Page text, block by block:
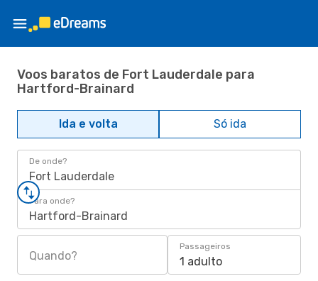
Voos baratos de Fort Lauderdale para
Hartford-Brainard
Ida e volta Só ida
De onde?
Fort Lauderdale
Para onde?
Hartford-Brainard
Quando?
Passageiros
1 adulto